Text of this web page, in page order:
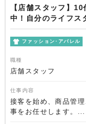
【店舗スタッフ】
中！自分のライフス
ファッション･アパレル
職種
店舗スタッフ
仕事内容
接客を始め、商品管
事をお任せします。...